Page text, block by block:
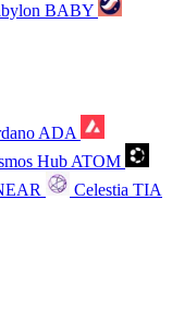
BABY
ADA
Hub ATOM
Celestia TIA